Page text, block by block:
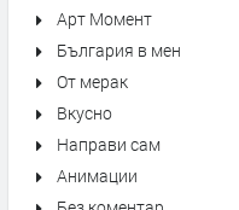
Арт Момент
България в мен
От мерак
Вкусно
Направи сам
Анимации